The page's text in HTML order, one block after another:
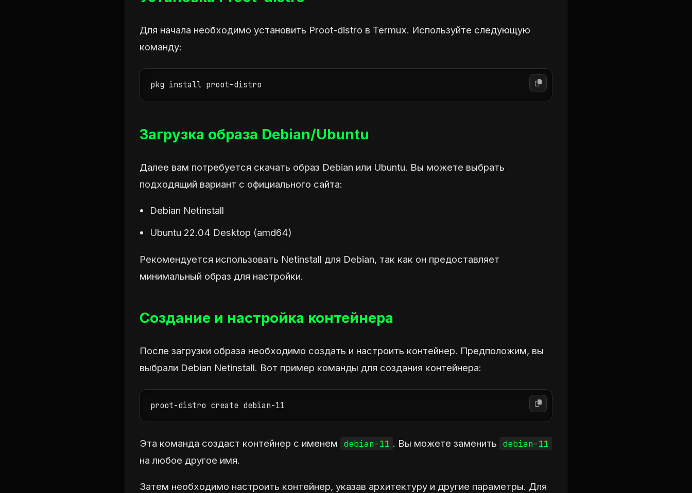
Для начала необходимо установить Proot-distro в Termux. Используйте следующую
команду:
pkg install proot-distro
Загрузка образа Debian/Ubuntu
Далее вам потребуется скачать образ Debian или Ubuntu. Вы можете выбрать
подходящий вариант с официального сайта:
Debian Netinstall
Ubuntu 22.04 Desktop (amd64)
Рекомендуется использовать Netinstall для Debian, так как он предоставляет
минимальный образ для настройки.
Создание и настройка контейнера
После загрузки образа необходимо создать и настроить контейнер. Предположим, вы
выбрали Debian Netinstall. Вот пример команды для создания контейнера:
proot-distro create debian-11
Эта команда создаст контейнер с именем debian-11 . Вы можете заменить debian-11
на любое другое имя.
Затем необходимо настроить контейнер, указав архитектуру и другие параметры. Для